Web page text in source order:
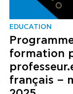
EDUCATION
formation
français –